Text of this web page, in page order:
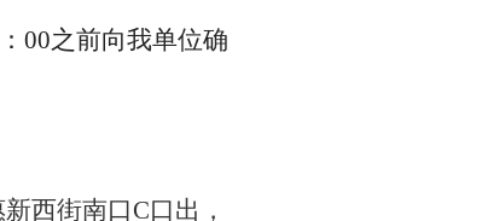
： 00之前向我单位确
西街南口C口出，